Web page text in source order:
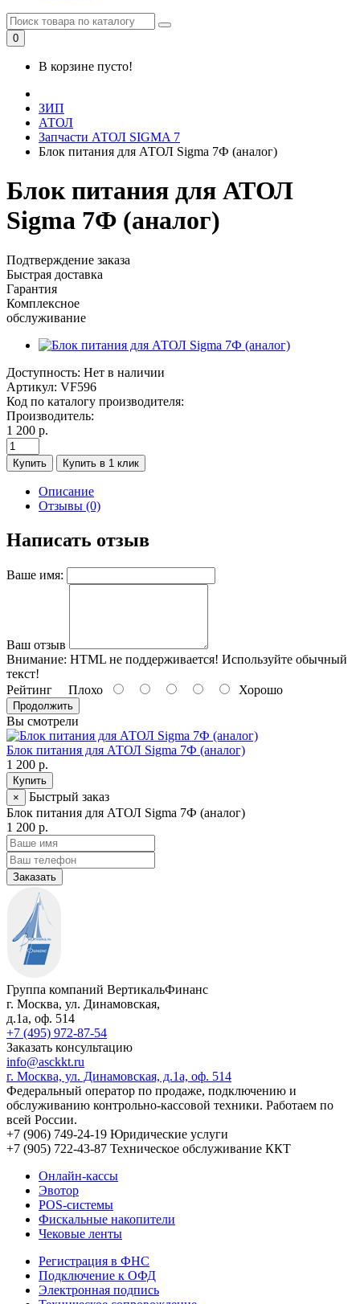
0
В корзине пусто!
ЗИП
АТОЛ
Запчасти АТОЛ SIGMA 7
Блок питания для АТОЛ Sigma 7Ф (аналог)
Блок питания для АТОЛ
Sigma 7Ф (аналог)
Подтверждение заказа
Быстрая доставка
Гарантия
Комплексное
обслуживание
Доступность: Нет в наличии
Артикул: VF596
Код по каталогу производителя:
Производитель:
1 200 р.
Купить Купить в 1 клик
Описание
Отзывы (0)
Написать отзыв
Ваше имя:
Ваш отзыв
Внимание: HTML не поддерживается! Используйте обычный
текст!
Рейтинг Плохо Хорошо
Продолжить
Вы смотрели
Блок питания для АТОЛ Sigma 7Ф (аналог)
1 200 р.
Купить
×
Быстрый заказ
Блок питания для АТОЛ Sigma 7Ф (аналог)
1 200 р.
Заказать
Группа компаний ВертикальФинанс
г. Москва, ул. Динамовская,
д.1а, оф. 514
+7 (495) 972-87-54
Заказать консультацию
info@asckkt.ru
г. Москва, ул. Динамовская, д.1а, оф. 514
Федеральный оператор по продаже, подключению и
обслуживанию контрольно-кассовой техники. Работаем по
всей России.
+7 (906) 749-24-19 Юридические услуги
+7 (905) 722-43-87 Техническое обслуживание ККТ
Онлайн-кассы
Эвотор
POS-системы
Фискальные накопители
Чековые ленты
Регистрация в ФНС
Подключение к ОФД
Электронная подпись